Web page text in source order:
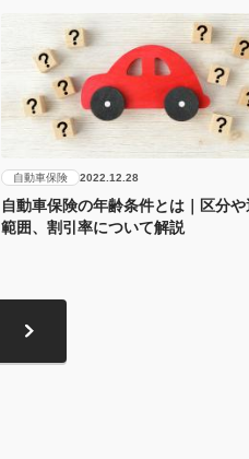
自動車保険 2022.12.28
自動車保険の年齢条件とは｜区分や
範囲、割引率について解説